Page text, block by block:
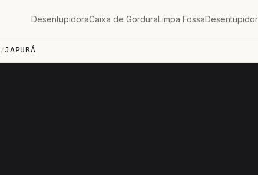
DesentupidoraCaixa de GorduraLimpa Fossa
/JAPURÁ